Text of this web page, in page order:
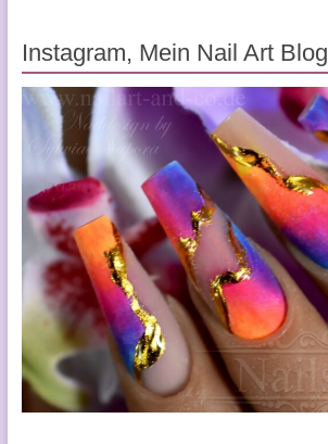
Instagram, Mein Nail Art Blog